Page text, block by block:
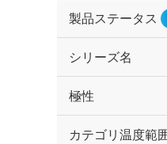
製品ステータス
シリーズ名
極性
カテゴリ温度範